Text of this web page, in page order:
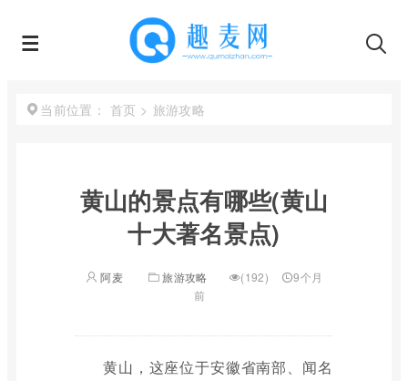
当前位置： 首页 > 旅游攻略
黄山的景点有哪些(黄山
十大著名景点)
阿麦 旅游攻略 (192)
9个月
前
黄山，这座位于安徽省南部、闻名